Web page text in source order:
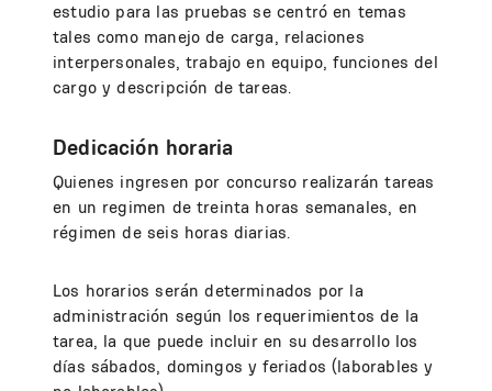
estudio para las pruebas se centró en temas
tales como manejo de carga, relaciones
interpersonales, trabajo en equipo, funciones del
cargo y descripción de tareas.
Dedicación horaria
Quienes ingresen por concurso realizarán tareas
en un regimen de treinta horas semanales, en
régimen de seis horas diarias.
Los horarios serán determinados por la
administración según los requerimientos de la
tarea, la que puede incluir en su desarrollo los
días sábados, domingos y feriados (laborables y